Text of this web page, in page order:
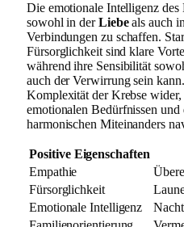
Die emotionale Intelligenz des
sowohl in derLiebeals auch
Verbindungen zu schaffen.
Fürsorglichkeit sind klare
während ihre Sensibilität
auch der Verwirrung sein
Komplexität der Krebse
emotionalen Bedürfnissen
harmonischen Miteinanders
Positive Eigenschaften
Empathie
Fürsorglichkeit
Emotionale Intelligenz